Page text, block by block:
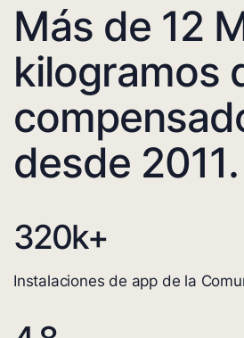
Más de 12
kilogramos
desde 2011.
320k+
Instalaciones de app de la